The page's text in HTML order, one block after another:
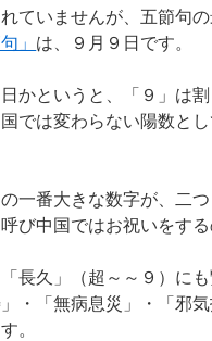
ていませんが、五節句
」 は、９月９日です。
かというと、「９」は
では変わらない陽数と
一番大きな数字が、二
呼び中国ではお祝いをする
長久」（超～～９）にも
」・「無病息災」・「邪
。